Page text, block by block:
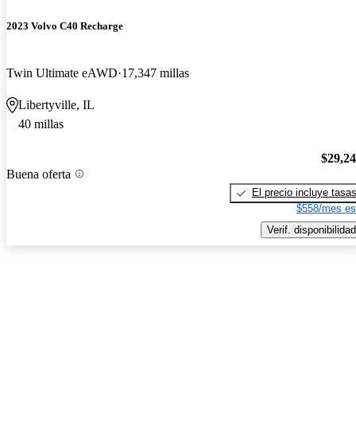
2023 Volvo C40 Recharge
Twin Ultimate eAWD 17,347 millas
Libertyville, IL
40 millas
Buena oferta
El precio incluye tasas
$558/mes
Verif. disponibilidad